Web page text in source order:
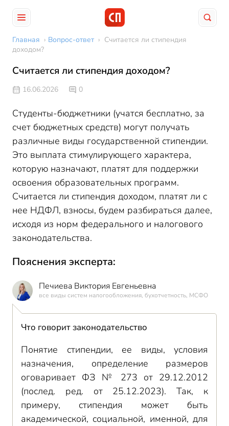
Главная › Вопрос-ответ › Считается ли стипендия
доходом?
Считается ли стипендия доходом?
16.06.2026 0
Студенты-бюджетники (учатся бесплатно, за
счет бюджетных средств) могут получать
различные виды государственной стипендии.
Это выплата стимулирующего характера,
которую назначают, платят для поддержки
освоения образовательных программ.
Считается ли стипендия доходом, платят ли с
нее НДФЛ, взносы, будем разбираться далее,
исходя из норм федерального и налогового
законодательства.
Пояснения эксперта:
Печиева Виктория Евгеньевна
все виды систем налогообложения, бухотчетность, МСФО
Что говорит законодательство
Понятие стипендии, ее виды, условия
назначения, определение размеров
оговаривает ФЗ № 273 от 29.12.2012
(послед. ред. от 25.12.2023). Так, к
примеру, стипендия может быть
академической, социальной, именной, для